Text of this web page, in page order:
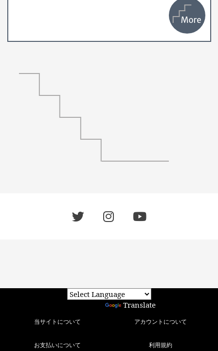
Translate
当サイトについて アカウントについて
お支払いについて 利用規約